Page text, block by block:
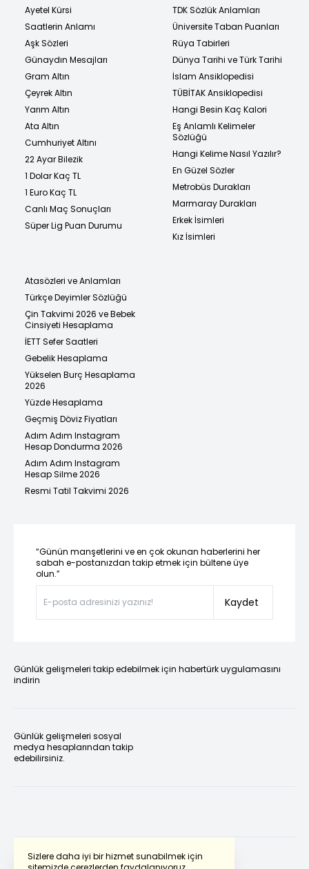
Sizlere daha iyi bir hizmet sunabilmek için
Ayetel Kürsi
Saatlerin Anlamı
Aşk Sözleri
Günaydın Mesajları
Gram Altın
Çeyrek Altın
Yarım Altın
Ata Altın
Cumhuriyet Altını
22 Ayar Bilezik
1 Dolar Kaç TL
1 Euro Kaç TL
Canlı Maç Sonuçları
Süper Lig Puan Durumu
TDK Sözlük Anlamları
Üniversite Taban Puanları
Rüya Tabirleri
Dünya Tarihi ve Türk Tarihi
İslam Ansiklopedisi
TÜBİTAK Ansiklopedisi
Hangi Besin Kaç Kalori
Eş Anlamlı Kelimeler
Sözlüğü
Hangi Kelime Nasıl Yazılır?
En Güzel Sözler
Metrobüs Durakları
Marmaray Durakları
Erkek İsimleri
Kız İsimleri
Atasözleri ve Anlamları
Türkçe Deyimler Sözlüğü
Çin Takvimi 2026 ve Bebek
Cinsiyeti Hesaplama
İETT Sefer Saatleri
Gebelik Hesaplama
Yükselen Burç Hesaplama
2026
Yüzde Hesaplama
Geçmiş Döviz Fiyatları
Adım Adım Instagram
Hesap Dondurma 2026
Adım Adım Instagram
Hesap Silme 2026
Resmi Tatil Takvimi 2026
“Günün manşetlerini ve en çok okunan haberlerini her
sabah e-postanızdan takip etmek için bültene üye
olun.”
Kaydet
Günlük gelişmeleri takip edebilmek için habertürk uygulamasını
indirin
Günlük gelişmeleri sosyal
medya hesaplarından takip
edebilirsiniz.